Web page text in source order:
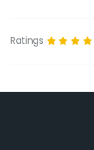
Ratings